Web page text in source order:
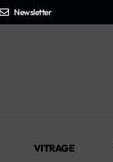
Newsletter
VITRAGE